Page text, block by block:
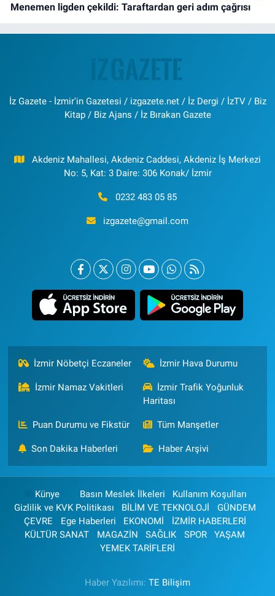
Menemen ligden çekildi: Taraftardan geri adım çağrısı
İz Gazete - İzmir'in Gazetesi / izgazete.net / İz Dergi / İzTV / Biz
Kitap / Biz Ajans / İz Bırakan Gazete
Akdeniz Mahallesi, Akdeniz Caddesi, Akdeniz İş Merkezi
No: 5, Kat: 3 Daire: 306 Konak/ İzmir
0232 483 05 85
izgazete@gmail.com
İzmir Nöbetçi Eczaneler İzmir Hava Durumu
İzmir Namaz Vakitleri
İzmir Trafik Yoğunluk
Haritası
Puan Durumu ve Fikstür Tüm Manşetler
Son Dakika Haberleri Haber Arşivi
Künye Basın Meslek İlkeleri
Kullanım Koşulları
Gizlilik ve KVK Politikası
BİLİM VE TEKNOLOJİ
GÜNDEM
ÇEVRE
Ege Haberleri EKONOMİ
İZMİR HABERLERİ
KÜLTÜR SANAT
MAGAZİN SAĞLIK SPOR
YAŞAM
YEMEK TARİFLERİ
Haber Yazılımı: TE Bilişim